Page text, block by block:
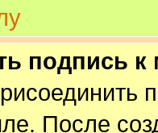
подпись
После